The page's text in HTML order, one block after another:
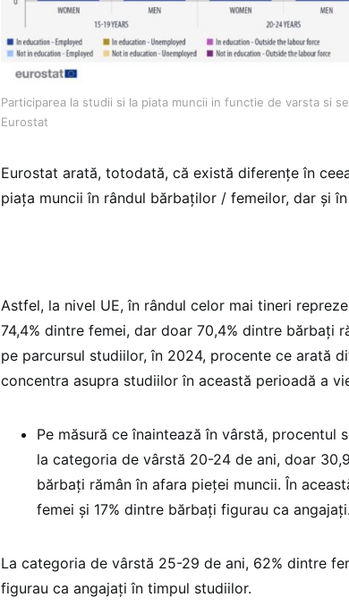
Participarea la studii si la piata muncii in functie de varsta si
Eurostat
Eurostat arată, totodată, că există diferențe în
piața muncii în rândul bărbaților / femeilor, dar și
Astfel, la nivel UE, în rândul celor mai tineri
74,4% dintre femei, dar doar 70,4% dintre bărbați
pe parcursul studiilor, în 2024, procente ce arată
concentra asupra studiilor în această perioadă a
Pe măsură ce înaintează în vârstă, procentul
la categoria de vârstă 20-24 de ani, doar
bărbați rămân în afara pieței muncii. În
femei și 17% dintre bărbați figurau ca angajați.
La categoria de vârstă 25-29 de ani, 62% dintre
figurau ca angajați în timpul studiilor.